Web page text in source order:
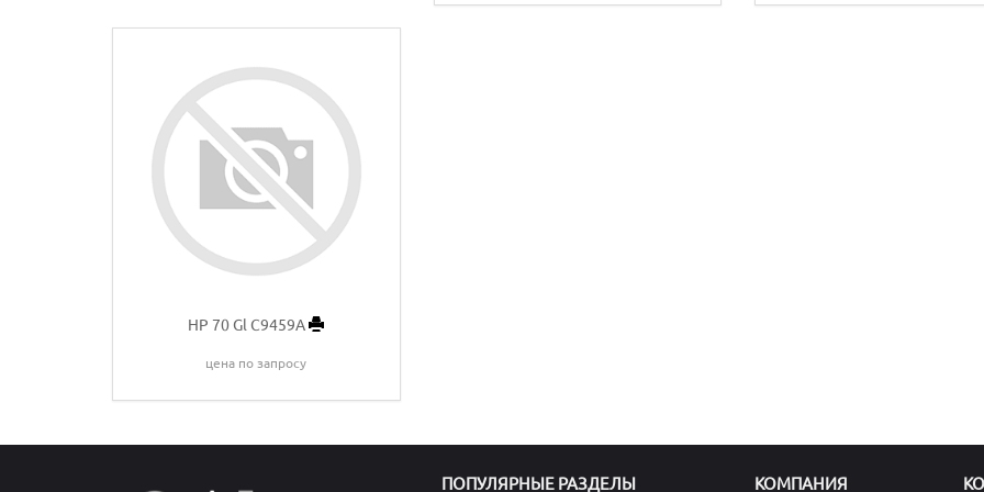
HP 70 Gl C9459A
цена по запросу
ПОПУЛЯРНЫЕ РАЗДЕЛЫ КОМПАНИЯ